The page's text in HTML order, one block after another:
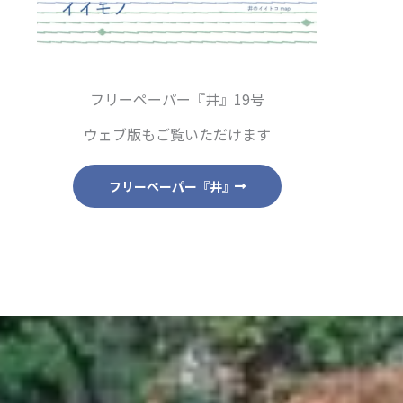
フリーペーパー『井』19号
ウェブ版もご覧いただけます
フリーペーパー『井』